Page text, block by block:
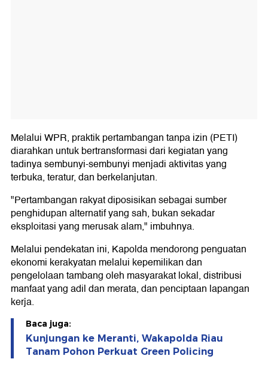
Melalui WPR, praktik pertambangan tanpa izin (PETI)
diarahkan untuk bertransformasi dari kegiatan yang
tadinya sembunyi-sembunyi menjadi aktivitas yang
terbuka, teratur, dan berkelanjutan.
"Pertambangan rakyat diposisikan sebagai sumber
penghidupan alternatif yang sah, bukan sekadar
eksploitasi yang merusak alam," imbuhnya.
Melalui pendekatan ini, Kapolda mendorong penguatan
ekonomi kerakyatan melalui kepemilikan dan
pengelolaan tambang oleh masyarakat lokal, distribusi
manfaat yang adil dan merata, dan penciptaan lapangan
kerja.
Baca juga:
Kunjungan ke Meranti, Wakapolda Riau
Tanam Pohon Perkuat Green Policing